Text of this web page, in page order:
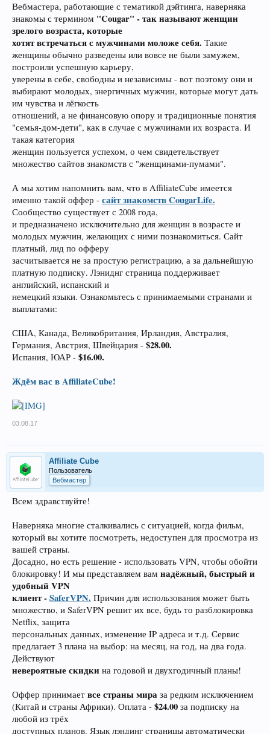
Вебмастера, работающие с тематикой дэйтинга, наверняка
знакомы с термином "Cougar" - так называют женщин
зрелого возраста, которые
хотят встречаться с мужчинами моложе себя. Такие
женщины обычно разведены или вовсе не были замужем,
построили успешную карьеру,
уверены в себе, свободны и независимы - вот поэтому они и
выбирают молодых, энергичных мужчин, которые могут дать
им чувства и лёгкость
отношений, а не финансовую опору и традиционные понятия
"семья-дом-дети", как в случае с мужчинами их возраста. И
такая категория
женщин пользуется успехом, о чем свидетельствует
множество сайтов знакомств с "женщинами-пумами".
А мы хотим напомнить вам, что в AffiliateCube имеется
именно такой оффер - сайт знакомств CougarLife.
Сообщество существует с 2008 года,
и предназначено исключительно для женщин в возрасте и
молодых мужчин, желающих с ними познакомиться. Сайт
платный, лид по офферу
засчитывается не за простую регистрацию, а за дальнейшую
платную подписку. Лэниднг страница поддерживает
английский, испанский и
немецкий языки. Ознакомьтесь с принимаемыми странами и
выплатами:
США, Канада, Великобритания, Ирландия, Австралия,
Германия, Австрия, Швейцария - $28.00.
Испания, ЮАР - $16.00.
Ждём вас в AffiliateCube!
03.08.17
Affiliate Cube
Пользователь
Вебмастер
Всем здравствуйте!
Наверняка многие сталкивались с ситуацией, когда фильм,
который вы хотите посмотреть, недоступен для просмотра из
вашей страны.
Досадно, но есть решение - использовать VPN, чтобы обойти
блокировку! И мы представляем вам надёжный, быстрый и
удобный VPN
клиент -SaferVPN. Причин для использования может быть
множество, и SaferVPN решит их все, будь то разблокировка
Netflix, защита
персональных данных, изменение IP адреса и т.д. Сервис
предлагает 3 плана на выбор: на месяц, на год, на два года.
Действуют
невероятные скидки на годовой и двухгодичный планы!
Оффер принимает все страны мира за редким исключением
(Китай и страны Африки). Оплата - $24.00 за подписку на
любой из трёх
доступных планов. Язык лэндинг страницы автоматически